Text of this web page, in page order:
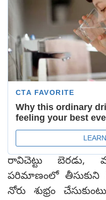
రావిచెట్టు బెరడు,
పరిమాణంలో
నోరు శుభ్రం